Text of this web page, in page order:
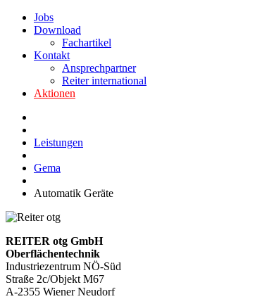
Jobs
Download
Fachartikel
Kontakt
Ansprechpartner
Reiter international
Aktionen
Leistungen
Gema
Automatik Geräte
REITER otg GmbH
Oberflächentechnik
Industriezentrum NÖ-Süd
Straße 2c/Objekt M67
A-2355 Wiener Neudorf